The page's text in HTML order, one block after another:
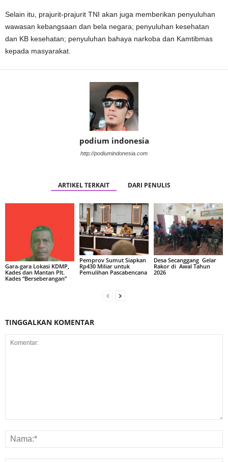
Selain itu, prajurit-prajurit TNI akan juga memberikan penyuluhan
wawasan kebangsaan dan bela negara; penyuluhan kesehatan
dan KB kesehatan; penyuluhan bahaya narkoba dan Kamtibmas
kepada masyarakat.
podium indonesia
http://podiumindonesia.com
ARTIKEL TERKAIT DARI PENULIS
Gara-gara Lokasi KDMP,
Kades dan Mantan Plt.
Kades “Berseberangan”
Pemprov Sumut Siapkan
Rp430 Miliar untuk
Pemulihan Pascabencana
Desa Secanggang Gelar
Rakor di Awal Tahun
2026
TINGGALKAN KOMENTAR